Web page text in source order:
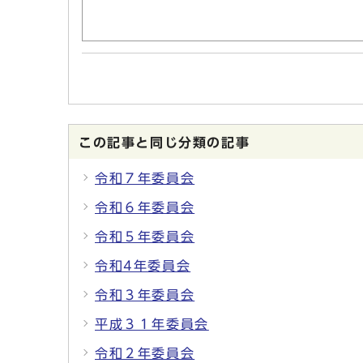
この記事と同じ分類の記事
令和７年委員会
令和６年委員会
令和５年委員会
令和4年委員会
令和３年委員会
平成３１年委員会
令和２年委員会